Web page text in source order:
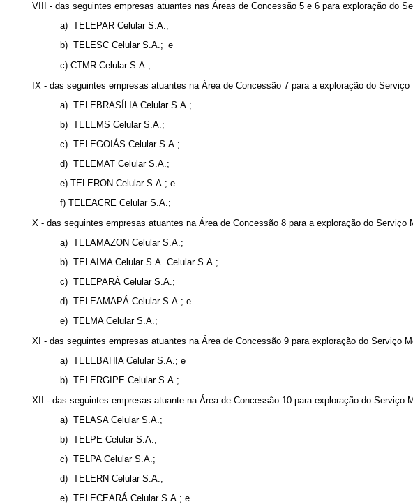
VIII - das seguintes empresas atuantes nas Áreas de Concessão 5 e 6 para exploração do
a) TELEPAR Celular S.A.;
b) TELESC Celular S.A.; e
c) CTMR Celular S.A.;
IX - das seguintes empresas atuantes na Área de Concessão 7 para a exploração do Serviço
a) TELEBRASÍLIA Celular S.A.;
b) TELEMS Celular S.A.;
c) TELEGOIÁS Celular S.A.;
d) TELEMAT Celular S.A.;
e) TELERON Celular S.A.; e
f) TELEACRE Celular S.A.;
X - das seguintes empresas atuantes na Área de Concessão 8 para a exploração do Serviço
a) TELAMAZON Celular S.A.;
b) TELAIMA Celular S.A. Celular S.A.;
c) TELEPARÁ Celular S.A.;
d) TELEAMAPÁ Celular S.A.; e
e) TELMA Celular S.A.;
XI - das seguintes empresas atuantes na Área de Concessão 9 para exploração do Serviço
a) TELEBAHIA Celular S.A.; e
b) TELERGIPE Celular S.A.;
XII - das seguintes empresas atuante na Área de Concessão 10 para exploração do Serviço
a) TELASA Celular S.A.;
b) TELPE Celular S.A.;
c) TELPA Celular S.A.;
d) TELERN Celular S.A.;
e) TELECEARÁ Celular S.A.; e